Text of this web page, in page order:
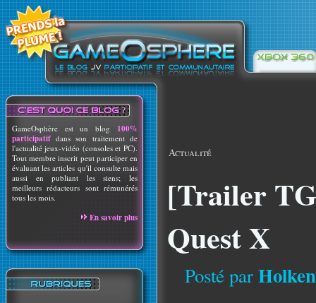
GameOsphère est un blog 100%
participatif dans son traitement de
l'actualité jeux-vidéo (consoles et PC).
Tout membre inscrit peut participer en
évaluant les articles qu'il consulte mais
aussi en publiant les siens; les
meilleurs rédacteurs sont rémunérés
tous les mois.
En savoir plus
Actualité
[Trailer
Quest X
Posté parHolken